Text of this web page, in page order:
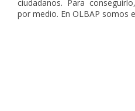
ciudadanos. Para
por medio. En OLBAP somos e